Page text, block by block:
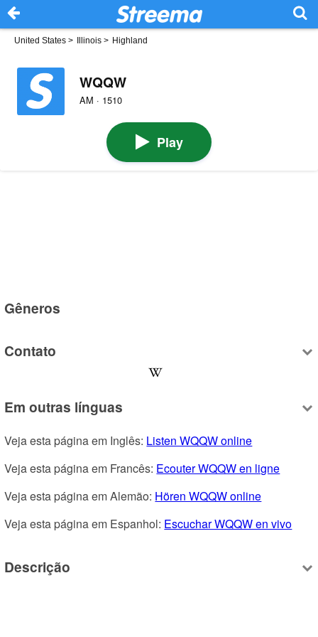
United States > Illinois > Highland
WQQW
AM · 1510
Play
Gêneros
Contato
Em outras línguas
Veja esta página em Inglês: Listen WQQW online
Veja esta página em Francês: Ecouter WQQW en ligne
Veja esta página em Alemão: Hören WQQW online
Veja esta página em Espanhol: Escuchar WQQW en vivo
Descrição